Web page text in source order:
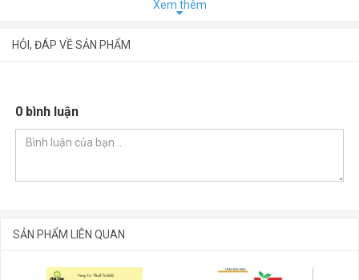
Bộ sách “Sân chơi trí tuệ cho trẻ – 1000 Câu hỏi IQ – CQ” gồm
1. Thách thức trí nhớ
3. Thử tài sáng tạo
4. Đột phá tư duy
Bộ sách này dựa theo những đặc điểm của các khả năng, qua
cao, tích cực thúc đẩy năng lực của con.
Xem thêm
HỎI, ĐÁP VỀ SẢN PHẨM
0 bình luận
SẢN PHẨM LIÊN QUAN